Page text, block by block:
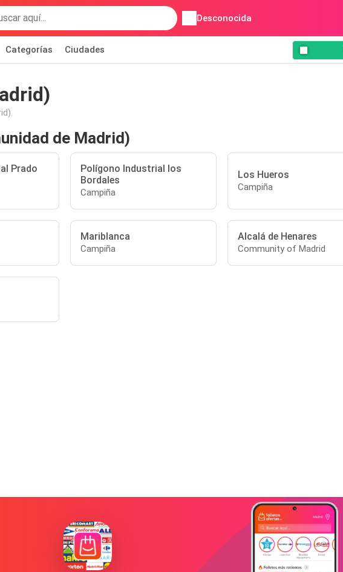
Desconocida
Categorías Ciudades
de Madrid)
Prado
Polígono Industrial los
Bordales
Campiña
Los Hueros
Campiña
Mariblanca
Campiña
Alcalá de Henares
Community of Madrid